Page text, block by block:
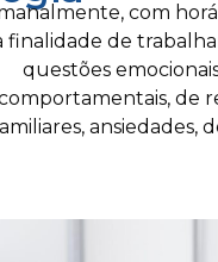
com
finalidade de
questões
de
ansiedades,